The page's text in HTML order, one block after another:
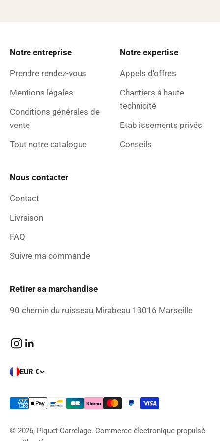
Notre entreprise
Prendre rendez-vous
Mentions légales
Conditions générales de
vente
Tout notre catalogue
Notre expertise
Appels d'offres
Chantiers à haute
technicité
Etablissements privés
Conseils
Nous contacter
Contact
Livraison
FAQ
Suivre ma commande
Retirer sa marchandise
90 chemin du ruisseau Mirabeau 13016 Marseille
EUR €
© 2026, Piquet Carrelage. Commerce électronique propulsé